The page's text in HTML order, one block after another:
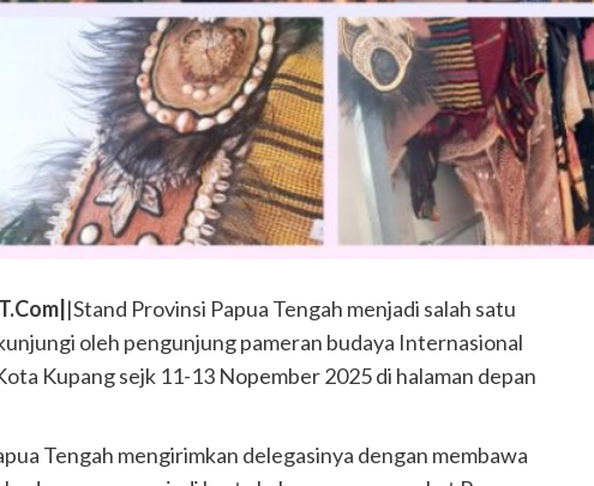
|Stand Provinsi Papua Tengah menjadi salah satu
oleh pengunjung pameran budaya Internasional
Kupang sejk 11-13 Nopember 2025 di halaman depan
Tengah mengirimkan delegasinya dengan membawa